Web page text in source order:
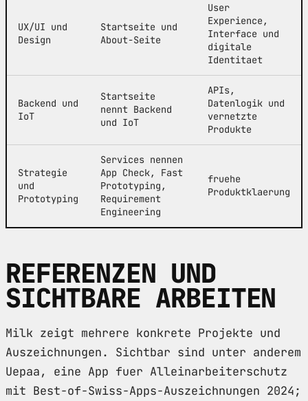
UX/UI und
Design
Startseite und
About-Seite
User
Experience,
Interface und
digitale
Identitaet
Backend und
IoT
Startseite
nennt Backend
und IoT
APIs,
Datenlogik und
vernetzte
Produkte
Strategie
und
Prototyping
Services nennen
App Check, Fast
Prototyping,
Requirement
Engineering
fruehe
Produktklaerung
REFERENZEN UND
SICHTBARE ARBEITEN
Milk zeigt mehrere konkrete Projekte und
Auszeichnungen. Sichtbar sind unter anderem
Uepaa, eine App fuer Alleinarbeiterschutz
mit Best-of-Swiss-Apps-Auszeichnungen 2024;